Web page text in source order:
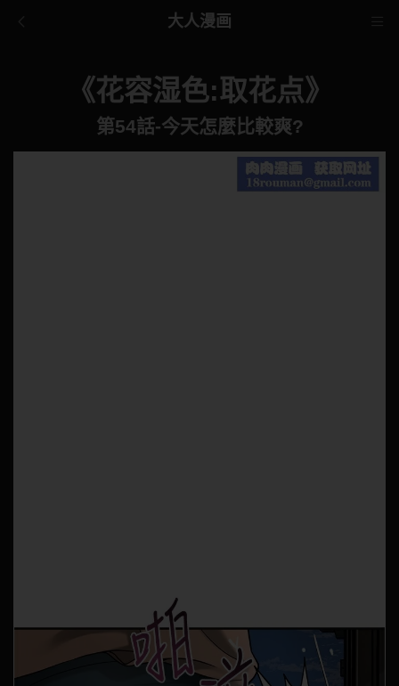
大人漫画
《花容湿色:取花点》
第54話-今天怎麼比較爽?